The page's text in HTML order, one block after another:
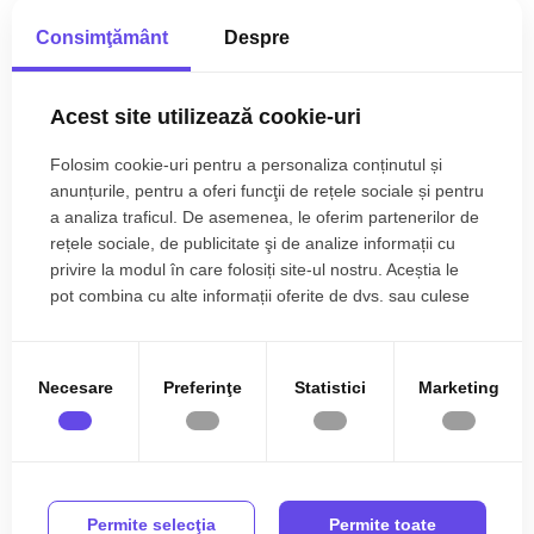
An renovare:
Structura rezistenta:
Regim inaltime:
Mai multe caracteristici
Descriere
Doresti sa inchiriezi o locuinta spatioasa? Vrei o casa cu 4
camere in Sibiu?
Aceasta casa de inchiriat cu 4 camere in zona Turnisor, Sibiu
este alegerea potrivita pentru tine si familia ta.
Casa este amplasata intr-o zona linistita in Turnisor, Sibiu, are
289 mp..
Structura cladirii este din caramida si iar sistemul de incalzire
Imobilul are o curte libera de 155 mp care permite accesul
Consimţământ Despre
Acest site utilizează cookie-uri
Folosim cookie-uri pentru a personaliza conținutul și
anunțurile, pentru a oferi funcţii de rețele sociale și pentru
a analiza traficul. De asemenea, le oferim partenerilor de
rețele sociale, de publicitate şi de analize informații cu
privire la modul în care folosiți site-ul nostru. Aceștia le
pot combina cu alte informații oferite de dvs. sau culese
Necesare Preferinţe Statistici Marketing
Permite selecţia Permite toate